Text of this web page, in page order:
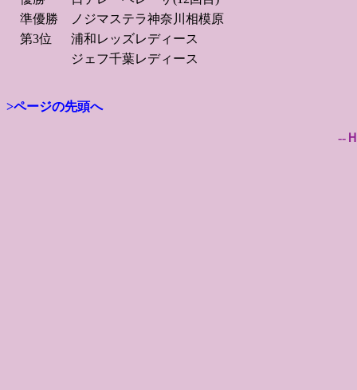
準優勝
ノジマステラ神奈川相模原
第3位
浦和レッズレディース
ジェフ千葉レディース
>ページの先頭へ
--